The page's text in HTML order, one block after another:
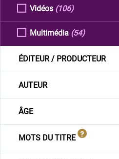
Vidéos (106)
Multimédia (54)
ÉDITEUR / PRODUCTEUR
AUTEUR
ÂGE
MOTS DU TITRE